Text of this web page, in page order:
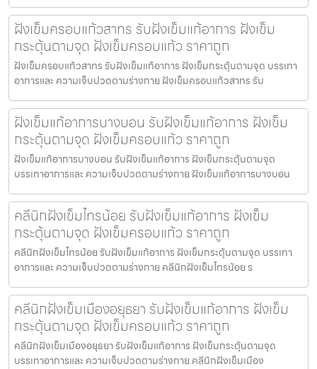
ฝังเข็มครอบแก้วสาทร รับฝังเข็มแก้อาการ ฝังเข็ม
กระตุ้นตามจุด ฝังเข็มครอบแก้ว ราคาถูก
ฝังเข็มครอบแก้วสาทร รับฝังเข็มแก้อาการ ฝังเข็มกระตุ้นตามจุด บรรเทา
อาการและ ความเจ็บปวดตามร่างกาย ฝังเข็มครอบแก้วสาทร รับ
ฝังเข็มแก้อาการบางบอน รับฝังเข็มแก้อาการ ฝังเข็ม
กระตุ้นตามจุด ฝังเข็มครอบแก้ว ราคาถูก
ฝังเข็มแก้อาการบางบอน รับฝังเข็มแก้อาการ ฝังเข็มกระตุ้นตามจุด
บรรเทาอาการและ ความเจ็บปวดตามร่างกาย ฝังเข็มแก้อาการบางบอน
คลีนิกฝังเข็มไทรน้อย รับฝังเข็มแก้อาการ ฝังเข็ม
กระตุ้นตามจุด ฝังเข็มครอบแก้ว ราคาถูก
คลีนิกฝังเข็มไทรน้อย รับฝังเข็มแก้อาการ ฝังเข็มกระตุ้นตามจุด บรรเทา
อาการและ ความเจ็บปวดตามร่างกาย คลีนิกฝังเข็มไทรน้อย ร
คลีนิกฝังเข็มเมืองอยุธยา รับฝังเข็มแก้อาการ ฝังเข็ม
กระตุ้นตามจุด ฝังเข็มครอบแก้ว ราคาถูก
คลีนิกฝังเข็มเมืองอยุธยา รับฝังเข็มแก้อาการ ฝังเข็มกระตุ้นตามจุด
บรรเทาอาการและ ความเจ็บปวดตามร่างกาย คลีนิกฝังเข็มเมือง